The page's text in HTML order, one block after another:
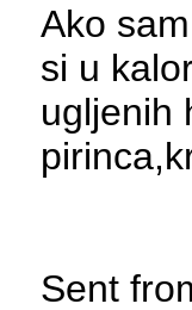
Ako
si u
ugljenih
Sent